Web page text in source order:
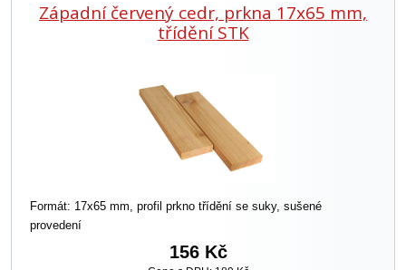
Západní červený cedr, prkna 17x65 mm,
třídění STK
Formát: 17x65 mm, profil prkno třídění se suky, sušené
provedení
156 Kč